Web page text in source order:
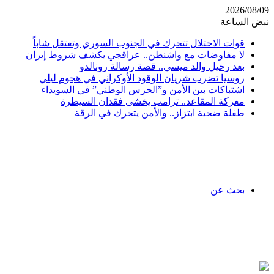
2026/08/09
نبض الساعة
قوات الاحتلال تتحرك في الجنوب السوري وتعتقل شاباً
لا مفاوضات مع واشنطن.. عراقجي يكشف شروط إيران
بعد رحيل والد ميسي.. قصة رسالة رونالدو
روسيا تضرب شريان الوقود الأوكراني في هجوم ليلي
اشتباكات بين الأمن و”الحرس الوطني” في السويداء
معركة المقاعد.. ترامب يخشى فقدان السيطرة
طفلة ضحية ابتزاز.. والأمن يتحرك في الرقة
بحث عن